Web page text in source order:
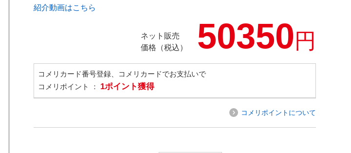
紹介動画はこちら
ネット販売
価格（税込）
50350円
コメリカード番号登録、コメリカードでお支払いで
コメリポイント ： 1ポイント獲得
コメリポイントについて